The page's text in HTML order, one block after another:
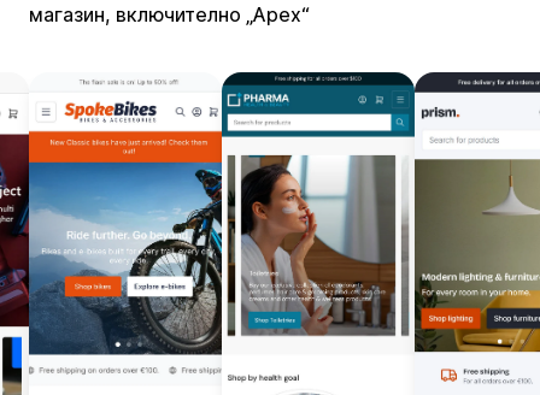
магазин, включително „Apex“